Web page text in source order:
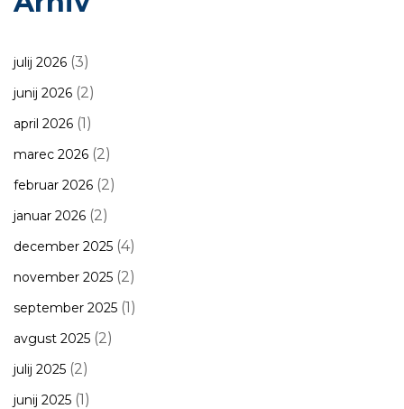
julij 2026 (3)
junij 2026 (2)
april 2026 (1)
marec 2026 (2)
februar 2026 (2)
januar 2026 (2)
december 2025 (4)
november 2025 (2)
september 2025 (1)
avgust 2025 (2)
julij 2025 (2)
junij 2025 (1)